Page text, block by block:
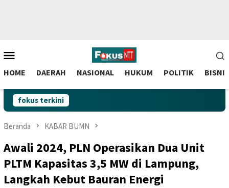
to
contentMobile
HOME DAERAH NASIONAL HUKUM POLITIK BISNIS
fokus terkini
Beranda KABAR BUMN
Awali 2024, PLN Operasikan Dua Unit
PLTM Kapasitas 3,5 MW di Lampung,
Langkah Kebut Bauran Energi